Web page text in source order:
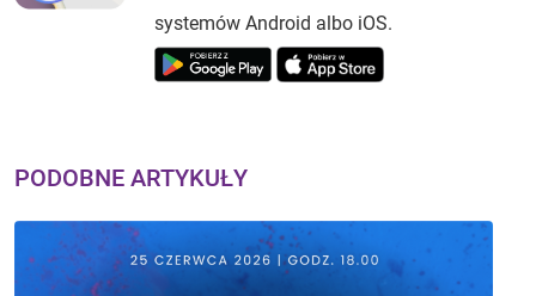
systemów Android albo iOS.
PODOBNE ARTYKUŁY